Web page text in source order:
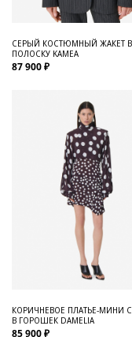
СЕРЫЙ КОСТЮМНЫЙ ЖАКЕТ В
ПОЛОСКУ KAMEA
87 900 ₽
КОРИЧНЕВОЕ ПЛАТЬЕ-МИНИ
В ГОРОШЕК DAMELIA
85 900 ₽